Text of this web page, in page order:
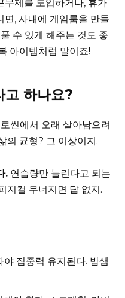
무제를 도입하거나, 휴가
면, 사내에 게임룸을 만들
수 있게 해주는 것도 좋
아이템처럼 말이죠!
고 하나요?
씬에서 오래 살아남으려
의 균형? 그 이상이지.
. 연습량만 늘린다고 되는
지컬 무너지면 답 없지.
집중력 유지된다. 밤샘